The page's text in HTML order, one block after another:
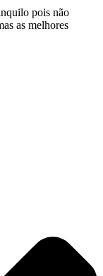
pois não
as melhores